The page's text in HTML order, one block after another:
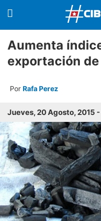
Aumenta
exportación
Por Rafa Perez
Jueves, 20 Agosto, 2015